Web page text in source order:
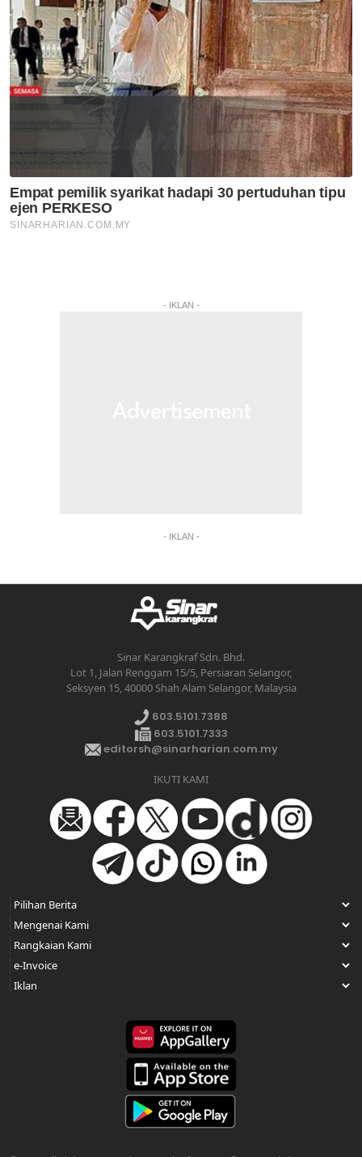
- IKLAN -
- IKLAN -
Sinar Karangkraf Sdn. Bhd.
Lot 1, Jalan Renggam 15/5, Persiaran Selangor,
Seksyen 15, 40000 Shah Alam Selangor, Malaysia
603.5101.7388
603.5101.7333
editorsh@sinarharian.com.my
IKUTI KAMI